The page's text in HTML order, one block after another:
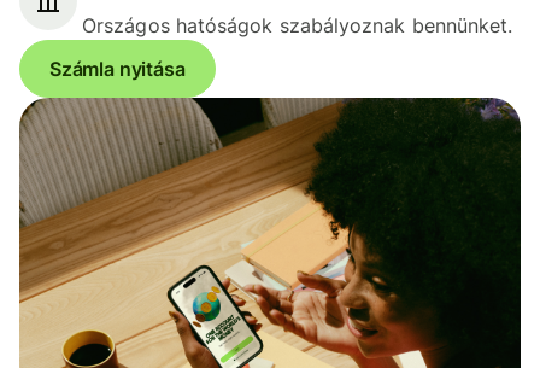
Országos hatóságok szabályoznak bennünket.
Számla nyitása